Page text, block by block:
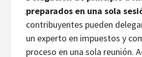
preparados en una sola
contribuyentes pueden
un experto en impuestos y
proceso en una sola reunión.